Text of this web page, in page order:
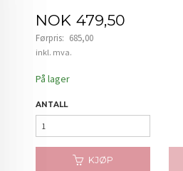
Tilbud
NOK 479,50
Førpris: 685,00
Rabatt
inkl. mva.
På lager
ANTALL
KJØP